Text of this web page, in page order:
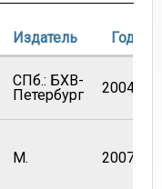
Издатель Год
СПб.: БХВ-
Петербург
2004
М. 2007